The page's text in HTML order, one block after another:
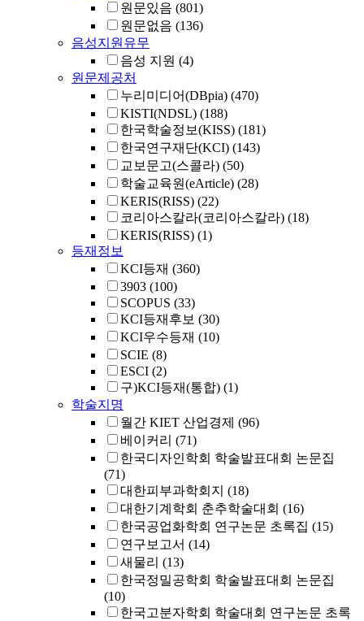
원문있음 (801)
원문없음 (136)
음성지원유무
음성 지원 (4)
원문제공처
누리미디어(DBpia) (470)
KISTI(NDSL) (188)
한국학술정보(KISS) (181)
한국연구재단(KCI) (143)
교보문고(스콜라) (50)
학술교육원(eArticle) (28)
KERIS(RISS) (22)
코리아스칼라(코리아스칼라) (18)
KERIS(RISS) (1)
등재정보
KCI등재 (360)
3903 (100)
SCOPUS (33)
KCI등재후보 (30)
KCI우수등재 (10)
SCIE (8)
ESCI (2)
구)KCI등재(통합) (1)
학술지명
월간 KIET 산업경제 (96)
베이커리 (71)
한국디자인학회 학술발표대회 논문집
(71)
대한피부과학회지 (18)
대한기계학회 춘추학술대회 (16)
한국공업화학회 연구논문 초록집 (15)
연구보고서 (14)
새물리 (13)
한국정밀공학회 학술발표대회 논문집
(10)
한국고분자학회 학술대회 연구논문 초록